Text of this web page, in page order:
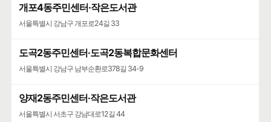
개포4동주민센터·작은도서관
서울특별시 강남구 개포로24길 33
도곡2동주민센터·도곡2동복합문화센터
서울특별시 강남구 남부순환로378길 34-9
양재2동주민센터·작은도서관
서울특별시 서초구 강남대로12길 44